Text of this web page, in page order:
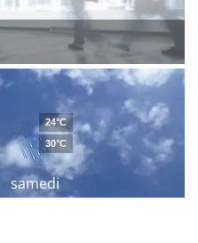
samedi
24°C
30°C